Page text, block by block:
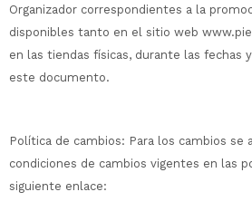
Organizador correspondientes a la
disponibles tanto en el sitio web
en las tiendas físicas, durante las fechas
este documento.
Política de cambios: Para los cambios se
condiciones de cambios vigentes en las
siguiente enlace: